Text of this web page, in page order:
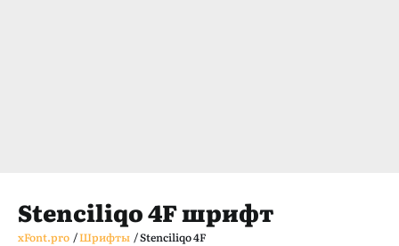
Stenciliqo 4F шрифт
xFont.pro /Шрифты /Stenciliqo 4F